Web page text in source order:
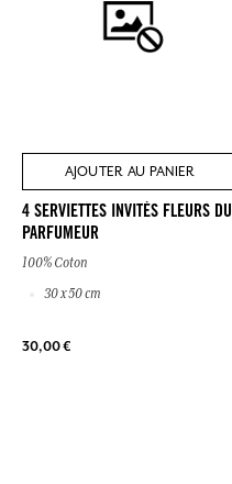
AJOUTER AU PANIER
4 SERVIETTES INVITÉS FLEURS DU
PARFUMEUR
100% Coton
30 x 50 cm
30,00 €